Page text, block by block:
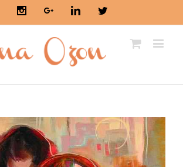
FacebookInstagramGoogle+LinkedinTwitter